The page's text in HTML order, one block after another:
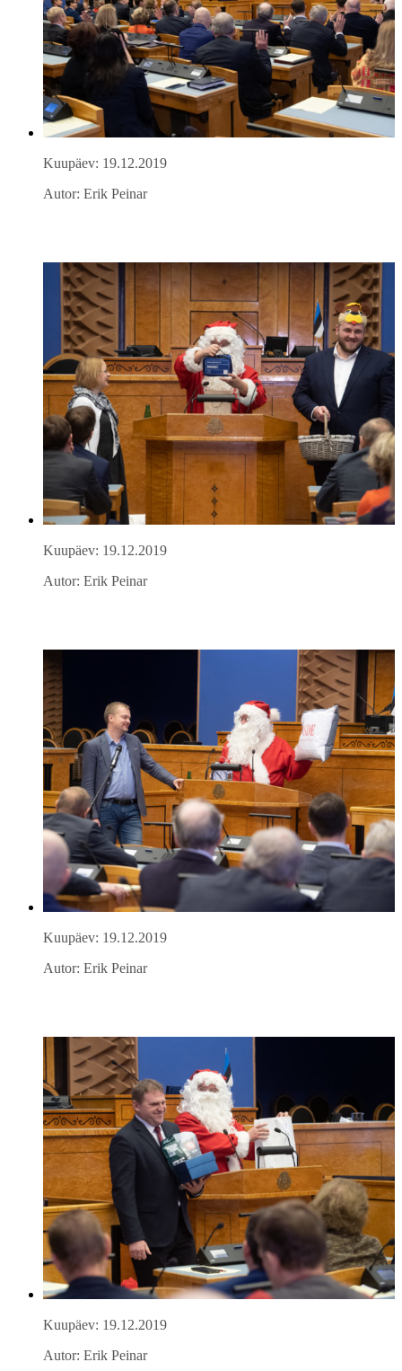
Kuupäev: 19.12.2019
Autor: Erik Peinar
Kuupäev: 19.12.2019
Autor: Erik Peinar
Kuupäev: 19.12.2019
Autor: Erik Peinar
Kuupäev: 19.12.2019
Autor: Erik Peinar